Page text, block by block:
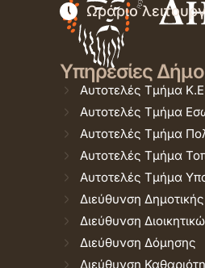
Ωράριο
Υπηρεσίες
Αυτοτελές Τμήμα
Αυτοτελές Τμήμα
Αυτοτελές Τμήμα
Αυτοτελές Τμήμα
Αυτοτελές Τμήμα
Διεύθυνση
Διεύθυνση
Διεύθυνση Δόμησης
Διεύθυνση